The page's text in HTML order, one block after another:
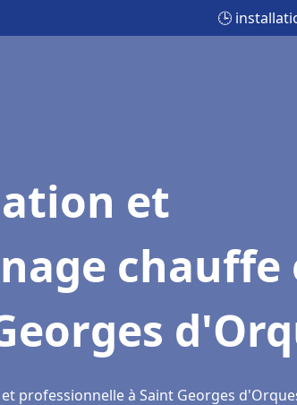
🕒
et
chauffe
professionnelle à Saint Georges